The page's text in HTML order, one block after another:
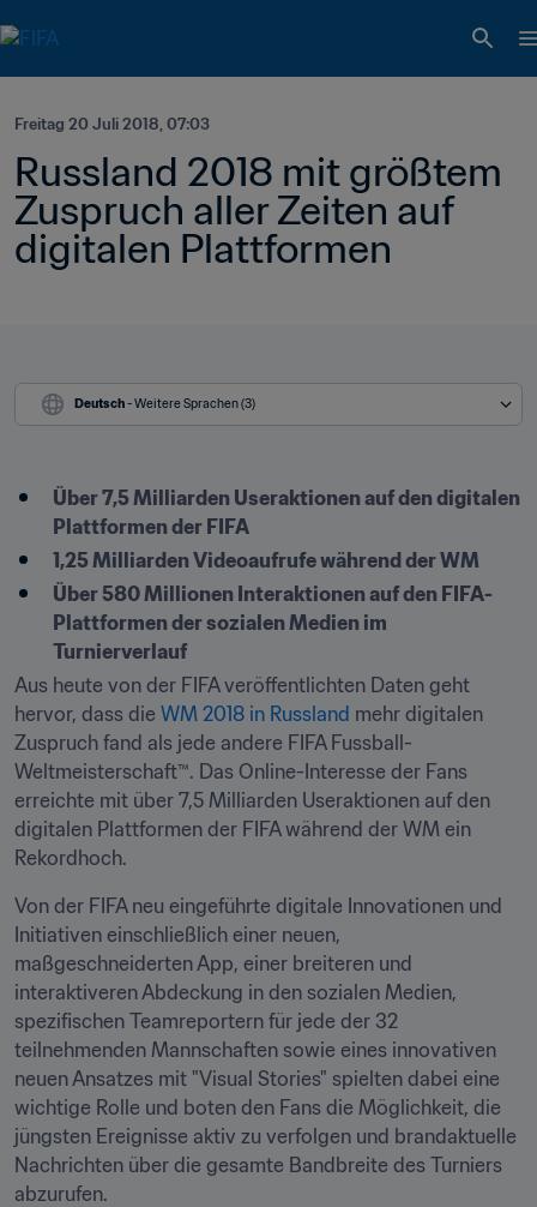
Freitag 20 Juli 2018, 07:03
Russland 2018 mit größtem
Zuspruch aller Zeiten auf
digitalen Plattformen
Deutsch - Weitere Sprachen (3)
Über 7,5 Milliarden Useraktionen auf den digitalen
Plattformen der FIFA
1,25 Milliarden Videoaufrufe während der WM
Über 580 Millionen Interaktionen auf den FIFA-
Plattformen der sozialen Medien im
Turnierverlauf
Aus heute von der FIFA veröffentlichten Daten geht
hervor, dass die WM 2018 in Russland mehr digitalen
Zuspruch fand als jede andere FIFA Fussball-
Weltmeisterschaft™. Das Online-Interesse der Fans
erreichte mit über 7,5 Milliarden Useraktionen auf den
digitalen Plattformen der FIFA während der WM ein
Rekordhoch.
Von der FIFA neu eingeführte digitale Innovationen und
Initiativen einschließlich einer neuen,
maßgeschneiderten App, einer breiteren und
interaktiveren Abdeckung in den sozialen Medien,
spezifischen Teamreportern für jede der 32
teilnehmenden Mannschaften sowie eines innovativen
neuen Ansatzes mit "Visual Stories" spielten dabei eine
wichtige Rolle und boten den Fans die Möglichkeit, die
jüngsten Ereignisse aktiv zu verfolgen und brandaktuelle
Nachrichten über die gesamte Bandbreite des Turniers
abzurufen.